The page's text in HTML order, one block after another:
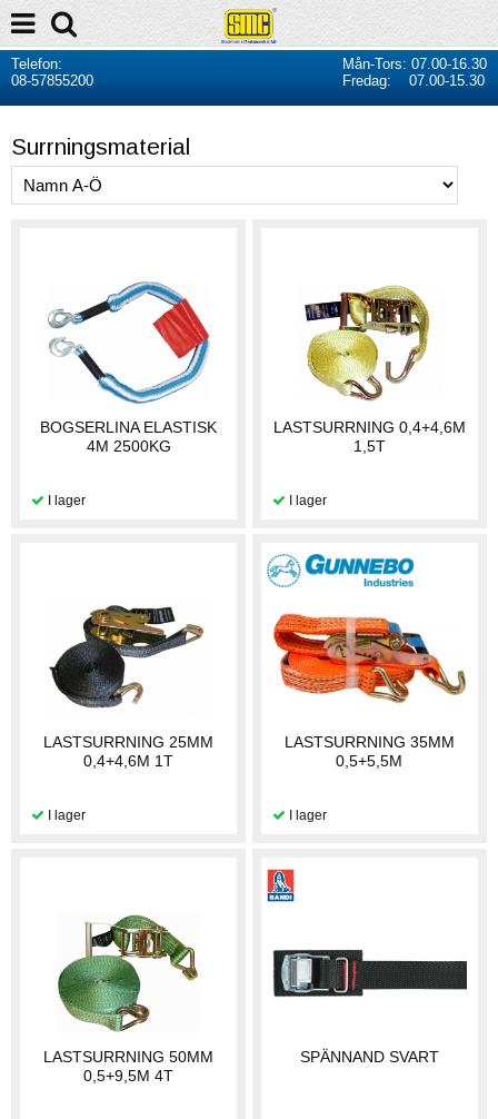
Telefon:
08-57855200
Mån-Tors: 07.00-16.30
Fredag: 07.00-15.30
Surrningsmaterial
BOGSERLINA ELASTISK
4M 2500KG
LASTSURRNING 0,4+4,6M
1,5T
LASTSURRNING 25MM
0,4+4,6M 1T
LASTSURRNING 35MM
0,5+5,5M
LASTSURRNING 50MM
0,5+9,5M 4T
SPÄNNAND SVART